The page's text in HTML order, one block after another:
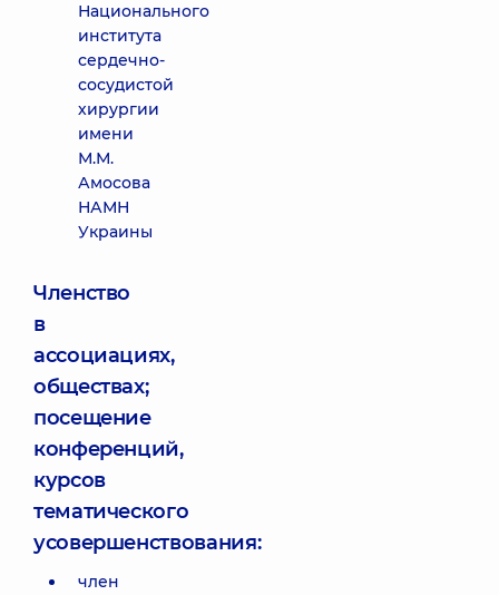
Национального
института
сердечно-
сосудистой
хирургии
имени
М.М.
Амосова
НАМН
Украины
Членство
в
ассоциациях,
обществах;
посещение
конференций,
курсов
тематического
усовершенствования:
член